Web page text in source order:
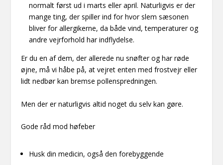
normalt først ud i marts eller april. Naturligvis er der
mange ting, der spiller ind for hvor slem sæsonen
bliver for allergikerne, da både vind, temperaturer og
andre vejrforhold har indflydelse.
Er du en af dem, der allerede nu snøfter og har røde
øjne, må vi håbe på, at vejret enten med frostvejr eller
lidt nedbør kan bremse pollenspredningen.
Men der er naturligvis altid noget du selv kan gøre.
Gode råd mod høfeber
Husk din medicin, også den forebyggende